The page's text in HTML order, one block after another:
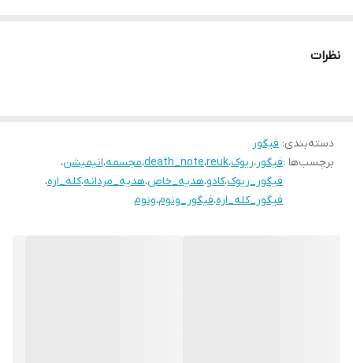
نظرات
دسته‌بندی: فیگور
برچسب‌ها :فیگور،ریوک،reuk،death_note،مجسمه،انیمیشن،
فیگور_ریوک،کادو،هدیه_خاص،هدیه_مردانه،کله_اره،
فیگور_کله_اره،فیگور_ونوم،ونوم